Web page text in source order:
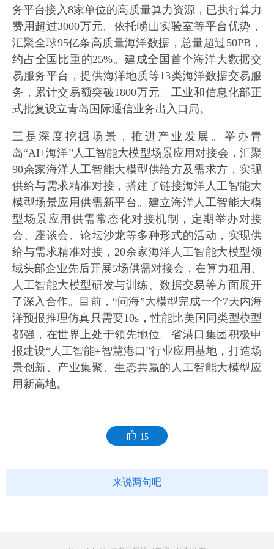
务平台接入8家单位的高质量算力资源，已执行算力
费用超过3000万元。依托崂山实验室等平台优势，
汇聚全球95亿条高质量海洋数据，总量超过50PB，
约占全国比重的25%。建成全国首个海洋大数据交
易服务平台，提供海洋地质等13类海洋数据交易服
务，累计交易额突破1800万元。工业和信息化部正
式批复设立青岛国际通信业务出入口局。
三是深度挖掘场景，推进产业发展。举办青
岛“AI+海洋”人工智能大模型场景应用对接会，汇聚
90余家海洋人工智能大模型供给方及需求方，实现
供给与需求精准对接，搭建了链接海洋人工智能大
模型场景应用供需新平台。建立海洋人工智能大模
型场景应用供需常态化对接机制，定期举办对接
会、座谈会、论坛沙龙等多种形式的活动，实现供
给与需求精准对接，20余家海洋人工智能大模型领
域头部企业先后开展5场供需对接会，在算力租用、
人工智能大模型研发与训练、数据交易等方面展开
了深入合作。目前，“问海”大模型完成一个7天内海
洋预报推理仿真只需要10s，性能比美国同类型模型
都强，在世界上处于领先地位。省港口集团积极申
报建设“人工智能+智慧港口”行业应用基地，打造场
景创新、产业集聚、生态共赢的人工智能大模型应
用新高地。
15
来说两句吧